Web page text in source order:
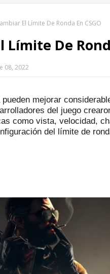
El Límite De Ronda En CSGO
Límite De
08, 2022
mejorar
del juego
como vista, velocidad,
del límite de